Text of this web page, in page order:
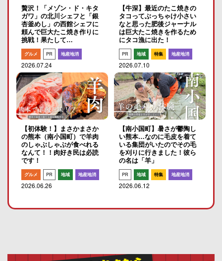
贅沢！「メゾン・ド・キタ
ガワ」の北川シェフと「銀
杏釜めし」の西館シェフに
頼んで巨大たこ焼き作りに
挑戦！果たして…
グルメ PR 地産地消
2026.07.24
【牛深】最近のたこ焼きの
タコってぶっちゃけ小さい
なと思った肥後ジャーナル
は巨大たこ焼きを作るため
にタコ漁に出た！
PR 地域 特集 地産地消
2026.07.10
【初体験！】まさかまさか
の熊本（南小国町）で羊肉
のしゃぶしゃぶが食べれる
なんて！！肉好き民は必読
です！
グルメ PR 地域 地産地消
2026.06.26
【南小国町】暑さが鬱陶し
い熊本…なのに毛皮を着て
いる集団がいたのでその毛
を刈りに行きました！彼ら
の名は「羊」
PR 地域 特集 地産地消
2026.06.12